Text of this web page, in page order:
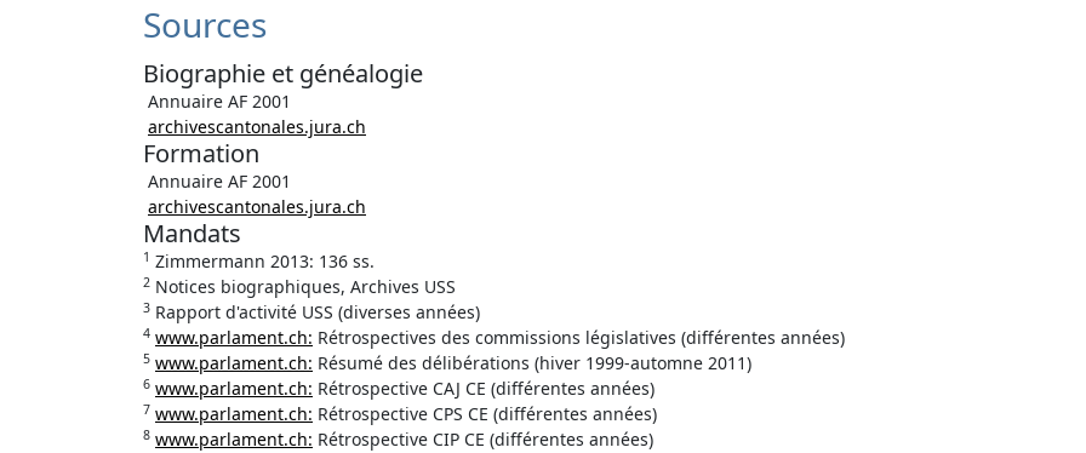
Sources
Biographie et généalogie
Annuaire AF 2001
archivescantonales.jura.ch
Formation
Annuaire AF 2001
archivescantonales.jura.ch
Mandats
1 Zimmermann 2013: 136 ss.
2 Notices biographiques, Archives USS
3 Rapport d'activité USS (diverses années)
4 www.parlament.ch: Rétrospectives des commissions législatives (différentes années)
5 www.parlament.ch: Résumé des délibérations (hiver 1999-automne 2011)
6 www.parlament.ch: Rétrospective CAJ CE (différentes années)
7 www.parlament.ch: Rétrospective CPS CE (différentes années)
8 www.parlament.ch: Rétrospective CIP CE (différentes années)